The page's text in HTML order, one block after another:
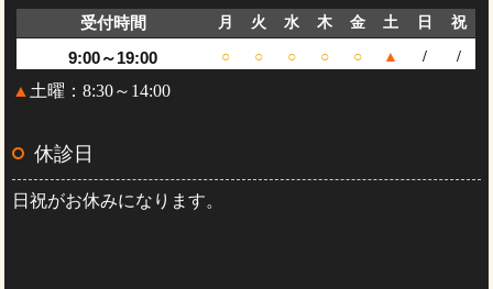
受付時間 月 火 水 木 金 土 日 祝
9:00～19:00 ○ ○ ○ ○ ○ ▲ / /
▲ 土曜：8:30～14:00
休診日
日祝がお休みになります。